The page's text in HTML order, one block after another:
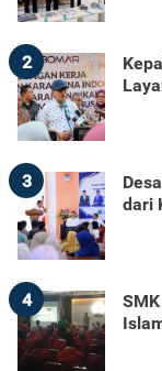
2
3
dari
4